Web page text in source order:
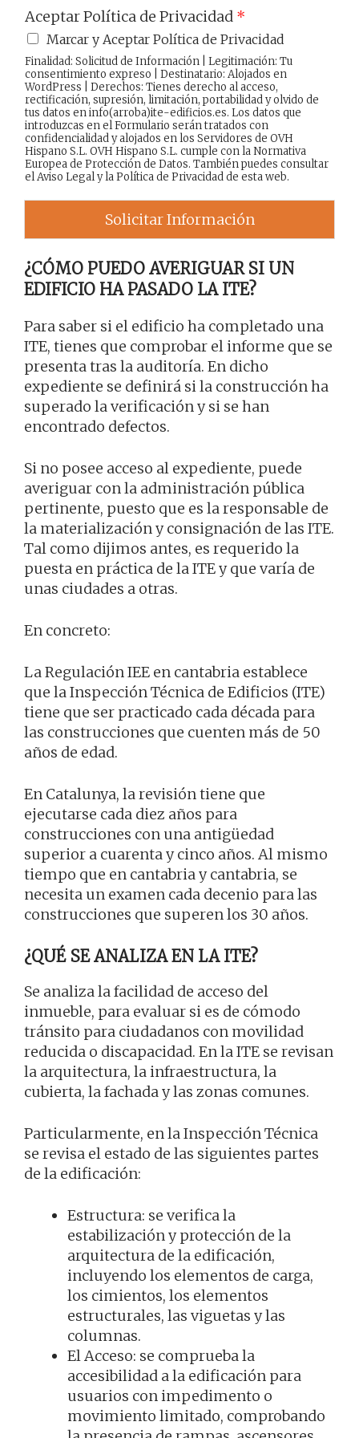
Aceptar Política de Privacidad *
Marcar y Aceptar Política de Privacidad
Finalidad: Solicitud de Información | Legitimación: Tu
consentimiento expreso | Destinatario: Alojados en
WordPress | Derechos: Tienes derecho al acceso,
rectificación, supresión, limitación, portabilidad y olvido de
tus datos en info(arroba)ite-edificios.es. Los datos que
introduzcas en el Formulario serán tratados con
confidencialidad y alojados en los Servidores de OVH
Hispano S.L. OVH Hispano S.L. cumple con la Normativa
Europea de Protección de Datos. También puedes consultar
elAviso Legaly laPolítica de Privacidadde esta web.
Solicitar Información
¿CÓMO PUEDO AVERIGUAR SI UN
EDIFICIO HA PASADO LA ITE?
Para saber si el edificio ha completado una
ITE, tienes que comprobar el informe que se
presenta tras la auditoría. En dicho
expediente se definirá si la construcción ha
superado la verificación y si se han
encontrado defectos.
Si no posee acceso al expediente, puede
averiguar con la administración pública
pertinente, puesto que es la responsable de
la materialización y consignación de las ITE.
Tal como dijimos antes, es requerido la
puesta en práctica de la ITE y que varía de
unas ciudades a otras.
En concreto:
La Regulación IEE en cantabria establece
que la Inspección Técnica de Edificios (ITE)
tiene que ser practicado cada década para
las construcciones que cuenten más de 50
años de edad.
En Catalunya, la revisión tiene que
ejecutarse cada diez años para
construcciones con una antigüedad
superior a cuarenta y cinco años. Al mismo
tiempo que en cantabria y cantabria, se
necesita un examen cada decenio para las
construcciones que superen los 30 años.
¿QUÉ SE ANALIZA EN LA ITE?
Se analiza la facilidad de acceso del
inmueble, para evaluar si es de cómodo
tránsito para ciudadanos con movilidad
reducida o discapacidad. En la ITE se revisan
la arquitectura, la infraestructura, la
cubierta, la fachada y las zonas comunes.
Particularmente, en la Inspección Técnica
se revisa el estado de las siguientes partes
de la edificación:
Estructura: se verifica la
estabilización y protección de la
arquitectura de la edificación,
incluyendo los elementos de carga,
los cimientos, los elementos
estructurales, las viguetas y las
columnas.
El Acceso: se comprueba la
accesibilidad a la edificación para
usuarios con impedimento o
movimiento limitado, comprobando